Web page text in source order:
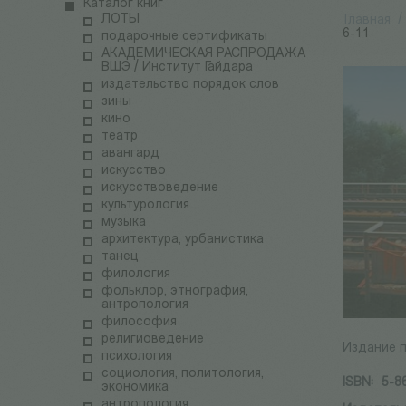
Каталог книг
ЛОТЫ
подарочные сертификаты
АКАДЕМИЧЕСКАЯ РАСПРОДАЖА
ВШЭ / Институт Гайдара
издательство порядок слов
зины
кино
театр
авангард
искусство
искусствоведение
культурология
музыка
архитектура, урбанистика
танец
филология
фольклор, этнография,
антропология
философия
религиоведение
психология
социология, политология,
экономика
6-11
Издание
ISBN:
5-